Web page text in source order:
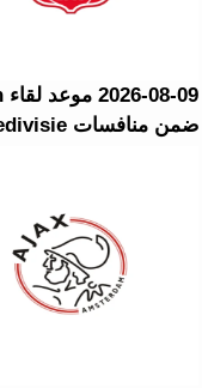
ضمن منافسات Eredivisie